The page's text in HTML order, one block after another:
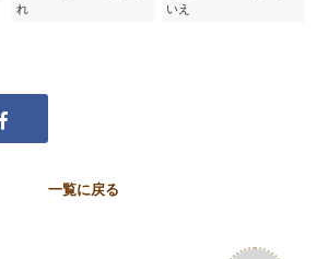
れ
いえ
一覧に戻る